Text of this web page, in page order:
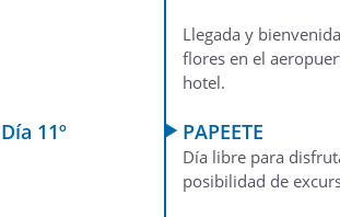
Llegada y
flores en el
hotel.
Día 11º PAPEETE
Día libre para
posibilidad de